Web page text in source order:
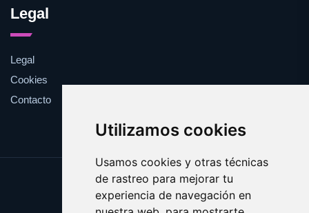
Utilizamos cookies
Usamos cookies y otras técnicas
de rastreo para mejorar tu
experiencia de navegación en
Legal
Legal
Cookies
Contacto
Update cookies preferences
Copyright © 2025 validar.es